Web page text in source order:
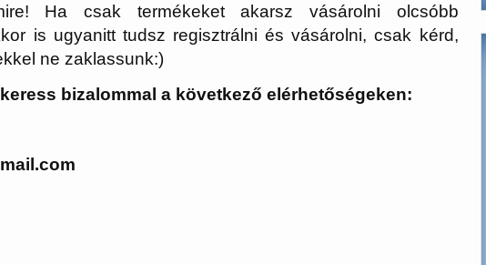
Ha csak termékeket akarsz vásárolni olcsóbb
is ugyanitt tudsz regisztrálni és vásárolni, csak kérd,
ne zaklassunk:)
bizalommal a következő elérhetőségeken: